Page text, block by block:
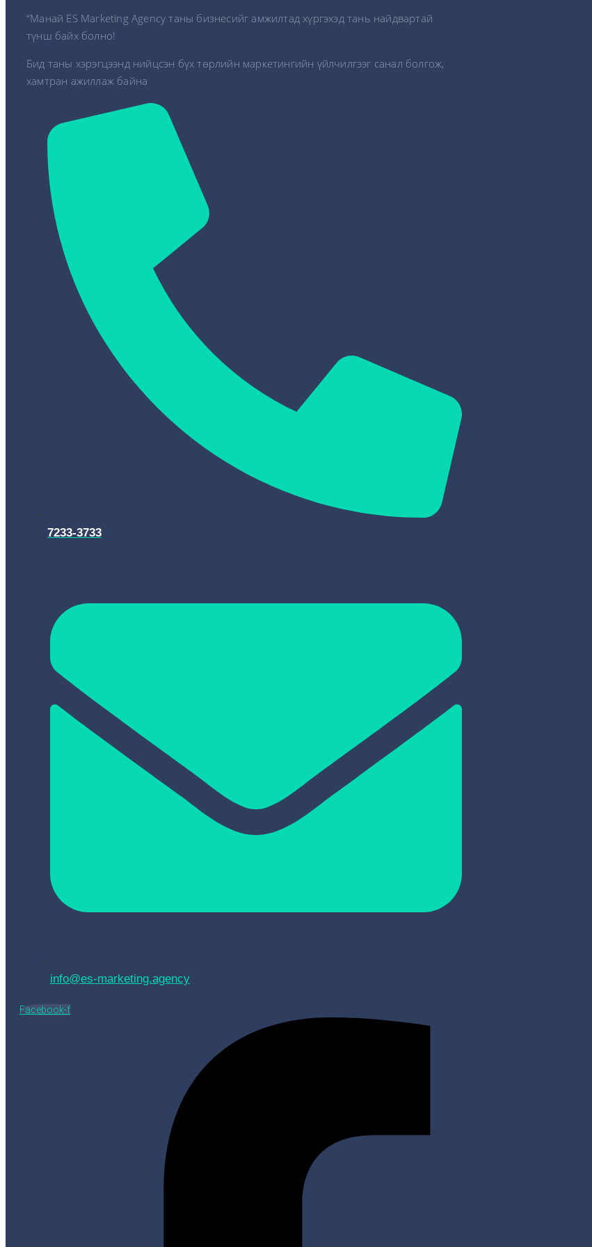
“Манай ES Marketing Agency таны бизнесийг амжилтад хүргэхэд тань найдвартай
түнш байх болно!
Бид таны хэрэгцээнд нийцсэн бүх төрлийн маркетингийн үйлчилгээг санал болгож,
хамтран ажиллаж байна
7233-3733
info@es-marketing.agency
Facebook-f